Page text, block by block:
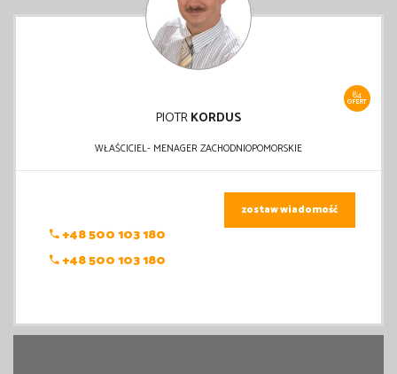
84
OFERT
PIOTRKORDUS
WŁAŚCICIEL- MENAGER ZACHODNIOPOMORSKIE
+48 500 103 180
+48 500 103 180
zostaw wiadomość